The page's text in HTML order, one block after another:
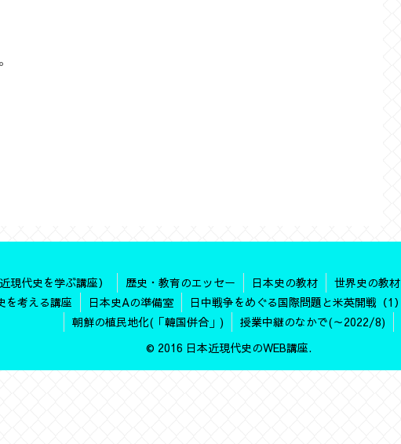
現代史を学ぶ講座） 歴史・教育のエッセー 日本史の教材 世界史の教材
を考える講座 日本史Aの準備室 日中戦争をめぐる国際問題と米英開戦（1）
朝鮮の植民地化(「韓国併合」)
授業中継のなかで(～2022/8)
© 2016 日本近現代史のWEB講座.